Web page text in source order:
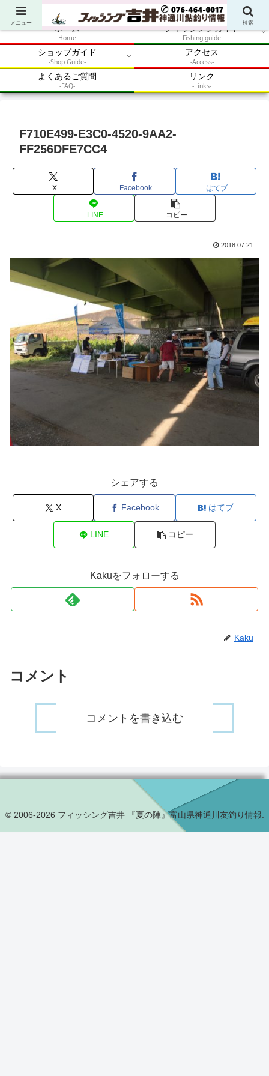
アウトドア・釣り・鮎・自然体験を加速させるメディア
ホーム
Home
フィッシングガイド
Fishing guide
ショップガイド
-Shop Guide-
アクセス
-Access-
よくあるご質問
-FAQ-
リンク
-Links-
F710E499-E3C0-4520-9AA2-
FF256DFE7CC4
X Facebook はてブ
LINE コピー
2018.07.21
シェアする
X Facebook はてブ
LINE コピー
Kakuをフォローする
Kaku
コメント
コメントを書き込む
© 2006-2026 フィッシング吉井 『夏の陣』富山県神通川友釣り情報.
メニュー 検索